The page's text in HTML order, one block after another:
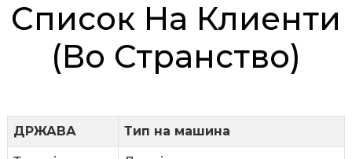
Список На Клиенти
(во Странство)
ДРЖАВА Тип на машина